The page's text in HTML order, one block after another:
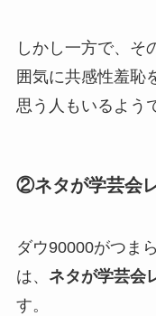
しかし一方で、そ
囲気に共感性羞恥
思う人もいるよう
②ネタが学芸会
ダウ90000がつま
は、 ネタが学芸会
す。